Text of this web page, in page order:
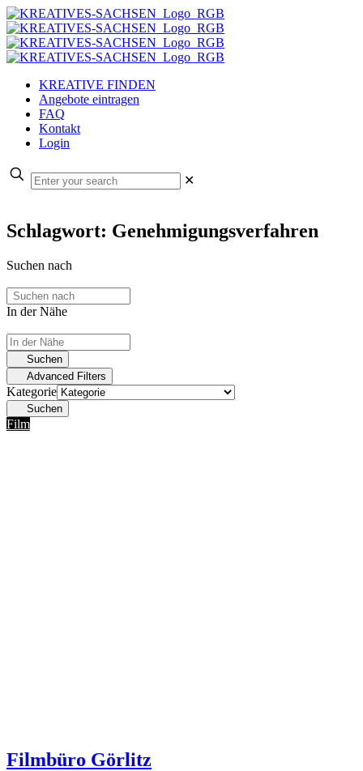
KREATIVE FINDEN
Angebote eintragen
FAQ
Kontakt
Login
✕
Schlagwort: Genehmigungsverfahren
Suchen nach
In der Nähe
Suchen
Advanced Filters
Kategorie
Suchen
Film
Filmbüro Görlitz